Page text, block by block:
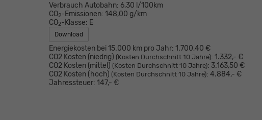
Verbrauch Autobahn: 6,30 l/100km
CO2-Emissionen: 148,00 g/km
CO2-Klasse: E
Download
Energiekosten bei 15.000 km pro Jahr: 1.700,40 €
CO2 Kosten (niedrig) (Kosten Durchschnitt 10 Jahre): 1.332,- €
CO2 Kosten (mittel) (Kosten Durchschnitt 10 Jahre): 3.163,50 €
CO2 Kosten (hoch) (Kosten Durchschnitt 10 Jahre): 4.884,- €
Jahressteuer: 147,- €